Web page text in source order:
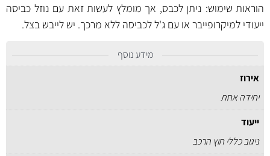
הוראות שימוש: ניתן לכבס, אך מומלץ לעשות זאת עם נוזל כביסה
ייעודי למיקרופייבר או עם ג'ל לכביסה ללא מרכך. יש לייבש בצל.
מידע נוסף
אירוז
יחידה אחת
ייעוד
ניגוב כללי חוץ הרכב